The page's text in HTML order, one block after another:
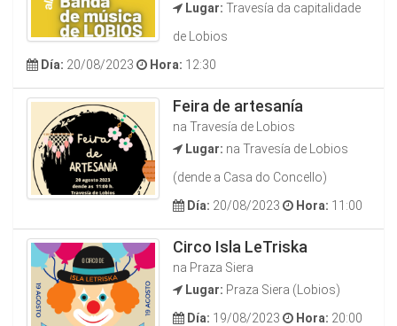
Lugar: Travesía da capitalidade
de Lobios
Día: 20/08/2023 Hora: 12:30
Feira de artesanía
na Travesía de Lobios
Lugar: na Travesía de Lobios
(dende a Casa do Concello)
Día: 20/08/2023 Hora: 11:00
Circo Isla LeTriska
na Praza Siera
Lugar: Praza Siera (Lobios)
Día: 19/08/2023 Hora: 20:00